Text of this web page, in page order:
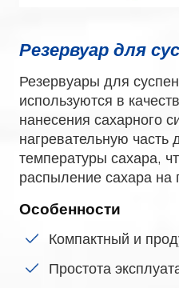
Резервуар для
Резервуары для
используются в
нанесения сахарного
нагревательную часть
температуры сахара,
распыление сахара на
Особенности
Компактный и
Простота